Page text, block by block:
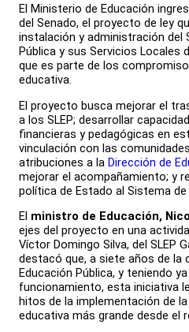
El Ministerio de Educación
del Senado, el proyecto de ley
instalación y administración del
Pública y sus Servicios Locales
que es parte de los
educativa.
El proyecto busca mejorar el
a los SLEP; desarrollar
financieras y pedagógicas en
vinculación con las
atribuciones a la Dirección de
mejorar el acompañamiento; y
política de Estado al Sistema de
El ministro de Educación,
ejes del proyecto en una
Víctor Domingo Silva, del SLEP
destacó que, a siete años de la
Educación Pública, y teniendo
funcionamiento, esta iniciativa
hitos de la implementación de
educativa más grande desde el